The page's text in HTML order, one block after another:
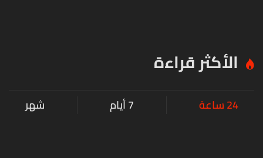
الأكثر قراءة
24 ساعة 7 أيام شهر